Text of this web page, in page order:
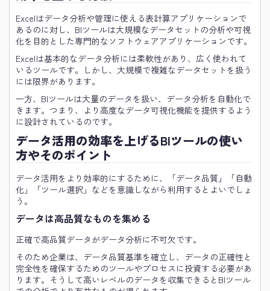
Excelはデータ分析や管理に使える表計算アプリケーションで
あるのに対し、BIツールは大規模なデータセットの分析や可視
化を目的とした専門的なソフトウェアアプリケーションです。
Excelは基本的なデータ分析には柔軟性があり、広く使われて
いるツールです。しかし、大規模で複雑なデータセットを扱う
には限界があります。
一方、BIツールは大量のデータを扱い、データ分析を自動化で
きます。つまり、より高度なデータ可視化機能を提供するよう
に設計されているのです。
データ活用の効率を上げるBIツールの使い
方やそのポイント
データ活用をより効率的にするために、「データ品質」「自動
化」「ツール選択」などを意識しながら利用するとよいでしょ
う。
データは高品質なものを集める
正確で高品質データがデータ分析に不可欠です。
そのため企業は、データ品質基準を確立し、データの正確性と
完全性を確保するためのツールやプロセスに投資する必要があ
ります。そうして高いレベルのデータを収集できるとBIツール